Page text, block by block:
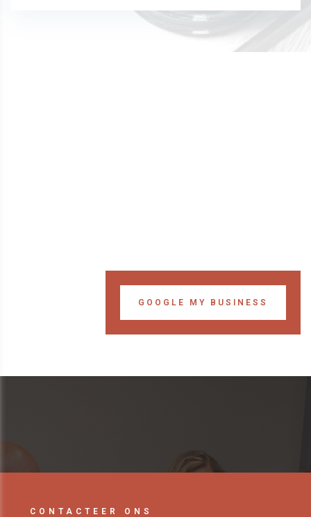
GOOGLE MY BUSINESS
CONTACTEER ONS